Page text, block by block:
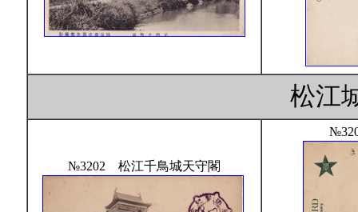
松江
№3202 松江千鳥城天守閣